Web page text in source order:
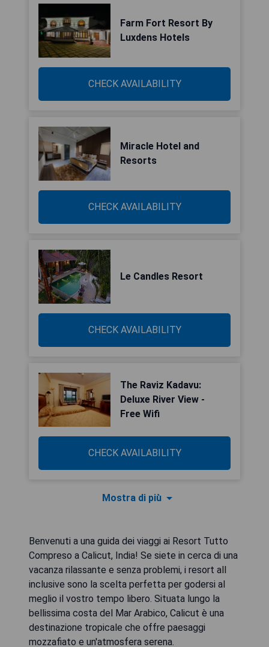
Farm Fort Resort By
Luxdens Hotels
CHECK AVAILABILITY
Miracle Hotel and
Resorts
CHECK AVAILABILITY
Le Candles Resort
CHECK AVAILABILITY
The Raviz Kadavu:
Deluxe River View -
Free Wifi
CHECK AVAILABILITY
Mostra di più
Benvenuti a una guida dei viaggi ai Resort Tutto
Compreso a Calicut, India! Se siete in cerca di una
vacanza rilassante e senza problemi, i resort all
inclusive sono la scelta perfetta per godersi al
meglio il vostro tempo libero. Situata lungo la
bellissima costa del Mar Arabico, Calicut è una
destinazione tropicale che offre paesaggi
mozzafiato e un'atmosfera serena.